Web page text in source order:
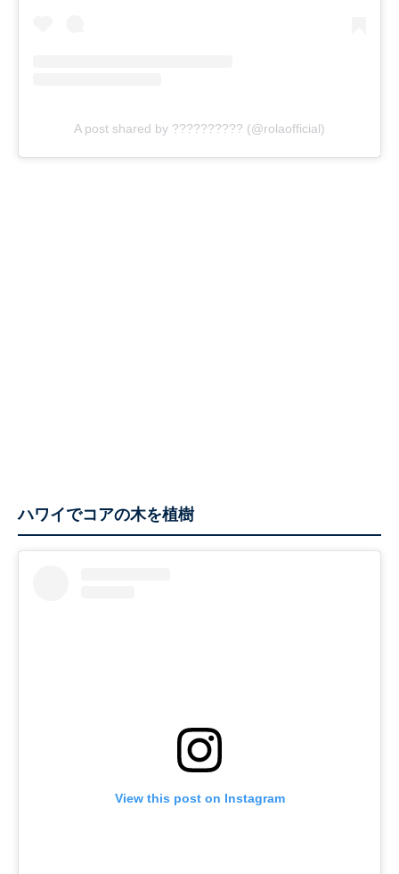
A post shared by ?????????? (@rolaofficial)
ハワイでコアの木を植樹
View this post on Instagram